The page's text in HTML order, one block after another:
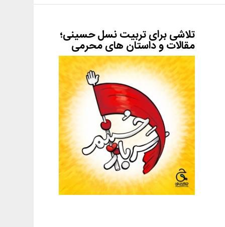
تلاشی برای تربیت نسل حسینی؛
مقالات و داستان های محرمی